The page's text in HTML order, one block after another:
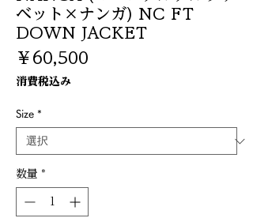
ベット×ナンガ) NC FT
DOWN JACKET
￥60,500
消費税込み
Size *
数量 *